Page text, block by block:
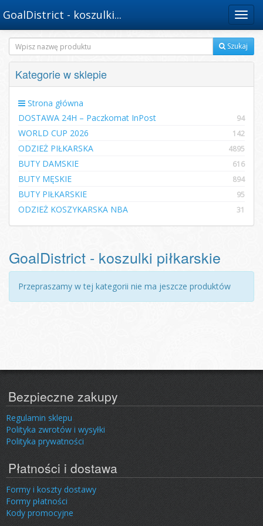
Menu
GoalDistrict - koszulki...
Szukaj
Kategorie w sklepie
Strona główna
DOSTAWA 24H – Paczkomat InPost
94
WORLD CUP 2026 142
ODZIEŻ PIŁKARSKA 4895
BUTY DAMSKIE 616
BUTY MĘSKIE 894
BUTY PIŁKARSKIE 95
ODZIEŻ KOSZYKARSKA NBA 31
GoalDistrict - koszulki piłkarskie
Przepraszamy w tej kategorii nie ma jeszcze produktów
Bezpieczne zakupy
Regulamin sklepu
Polityka zwrotów i wysyłki
Polityka prywatności
Płatności i dostawa
Formy i koszty dostawy
Formy płatności
Kody promocyjne